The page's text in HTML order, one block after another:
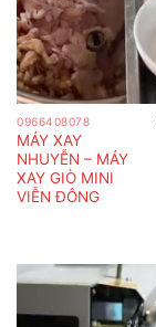
0966408078
MÁY XAY
NHUYỄN – MÁY
XAY GIÒ MINI
VIỄN ĐÔNG